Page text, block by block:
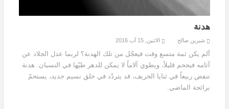
هدنة
شيرين صالح الاثنين, 15 آب 2016
ألم يكن ثمة متسع وقت فيعجّل من تلك الهدنة؟ لربما عدل الجلاد عن
آثامه فيجحم قليلاً، ويطوي آلاماً لا يمكن للدهر طيّها في النسيان. هدنة
تنفض ربيعاً في ثنايا الخريف، قد يتردّد في خلق نسيم جديد، يستحمّ
برائحة الماضي.